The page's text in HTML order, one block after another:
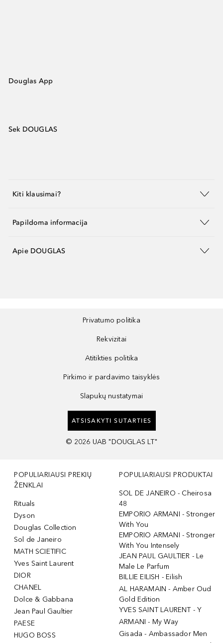
Douglas App
Sek DOUGLAS
Kiti klausimai?
Papildoma informacija
Apie DOUGLAS
Privatumo politika
Rekvizitai
Atitikties politika
Pirkimo ir pardavimo taisyklės
Slapukų nustatymai
ATSISAKYTI SUTARTIES
© 2026 UAB "DOUGLAS LT"
POPULIARIAUSI PREKIŲ
ŽENKLAI
Rituals
Dyson
Douglas Collection
Sol de Janeiro
MATH SCIETIFIC
Yves Saint Laurent
DIOR
CHANEL
Dolce & Gabbana
Jean Paul Gaultier
PAESE
HUGO BOSS
POPULIARIAUSI PRODUKTAI
SOL DE JANEIRO - Cheirosa
48
EMPORIO ARMANI - Stronger
With You
EMPORIO ARMANI - Stronger
With You Intensely
JEAN PAUL GAULTIER - Le
Male Le Parfum
BILLIE EILISH - Eilish
AL HARAMAIN - Amber Oud
Gold Edition
YVES SAINT LAURENT - Y
ARMANI - My Way
Gisada - Ambassador Men